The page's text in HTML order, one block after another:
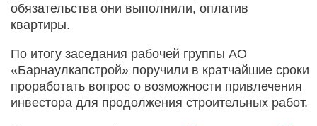
обязательства они выполнили, оплатив
квартиры.
По итогу заседания рабочей группы АО
«Барнаулкапстрой» поручили в кратчайшие сроки
проработать вопрос о возможности привлечения
инвестора для продолжения строительных работ.